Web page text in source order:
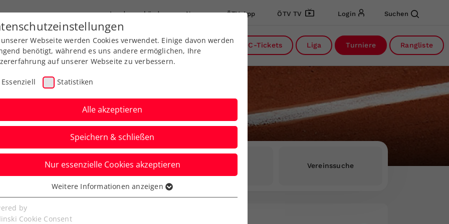
Landesverbände News ÖTV App ÖTV TV Login Suchen
Ausbildung Services Über uns DC-Tickets Liga Turniere Rangliste
Rangliste Vereinssuche
Webseite werden Cookies verwendet. Einige davon werden
benötigt, während es uns andere ermöglichen, Ihre
auf unserer Webseite zu verbessern.
Essenziell Statistiken
Alle akzeptieren
Speichern & schließen
Nur essenzielle Cookies akzeptieren
Cookies werden für grundlegende Funktionen der
benötigt. Dadurch ist gewährleistet, dass die Webseite
Weitere Informationen anzeigen
by
Cookie Consent